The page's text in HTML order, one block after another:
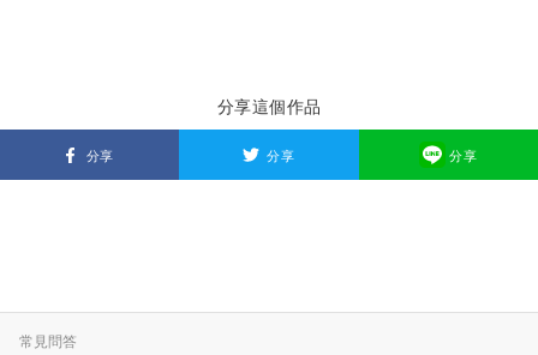
分享這個作品
分享 分享 分享
常見問答